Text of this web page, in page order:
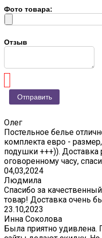
Фото товара:
Отзыв
Олег
Постельное белье
комплекта евро -
подушки +++)).
оговоренному часу,
04,03,2024
Людмила
Спасибо за
товар! Доставка очень
23.10,2023
Инна Соколова
Была приятно